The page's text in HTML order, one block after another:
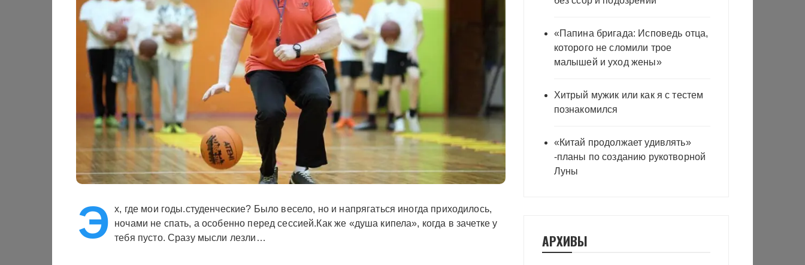
Э х, где мои годы.студенческие? Было весело, но и напрягаться иногда приходилось,
ночами не спать, а особенно перед сессией.Как же «душа кипела», когда в зачетке у
тебя пусто. Сразу мысли лезли…
«Папина бригада: Исповедь отца,
которого не сломили трое
малышей и уход жены»
Хитрый мужик или как я с тестем
познакомился
«Китай продолжает удивлять»
-планы по созданию рукотворной
Луны
АРХИВЫ